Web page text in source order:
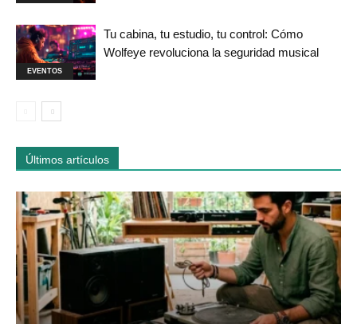
EVENTOS
Tu cabina, tu estudio, tu control: Cómo
Wolfeye revoluciona la seguridad musical
Últimos artículos